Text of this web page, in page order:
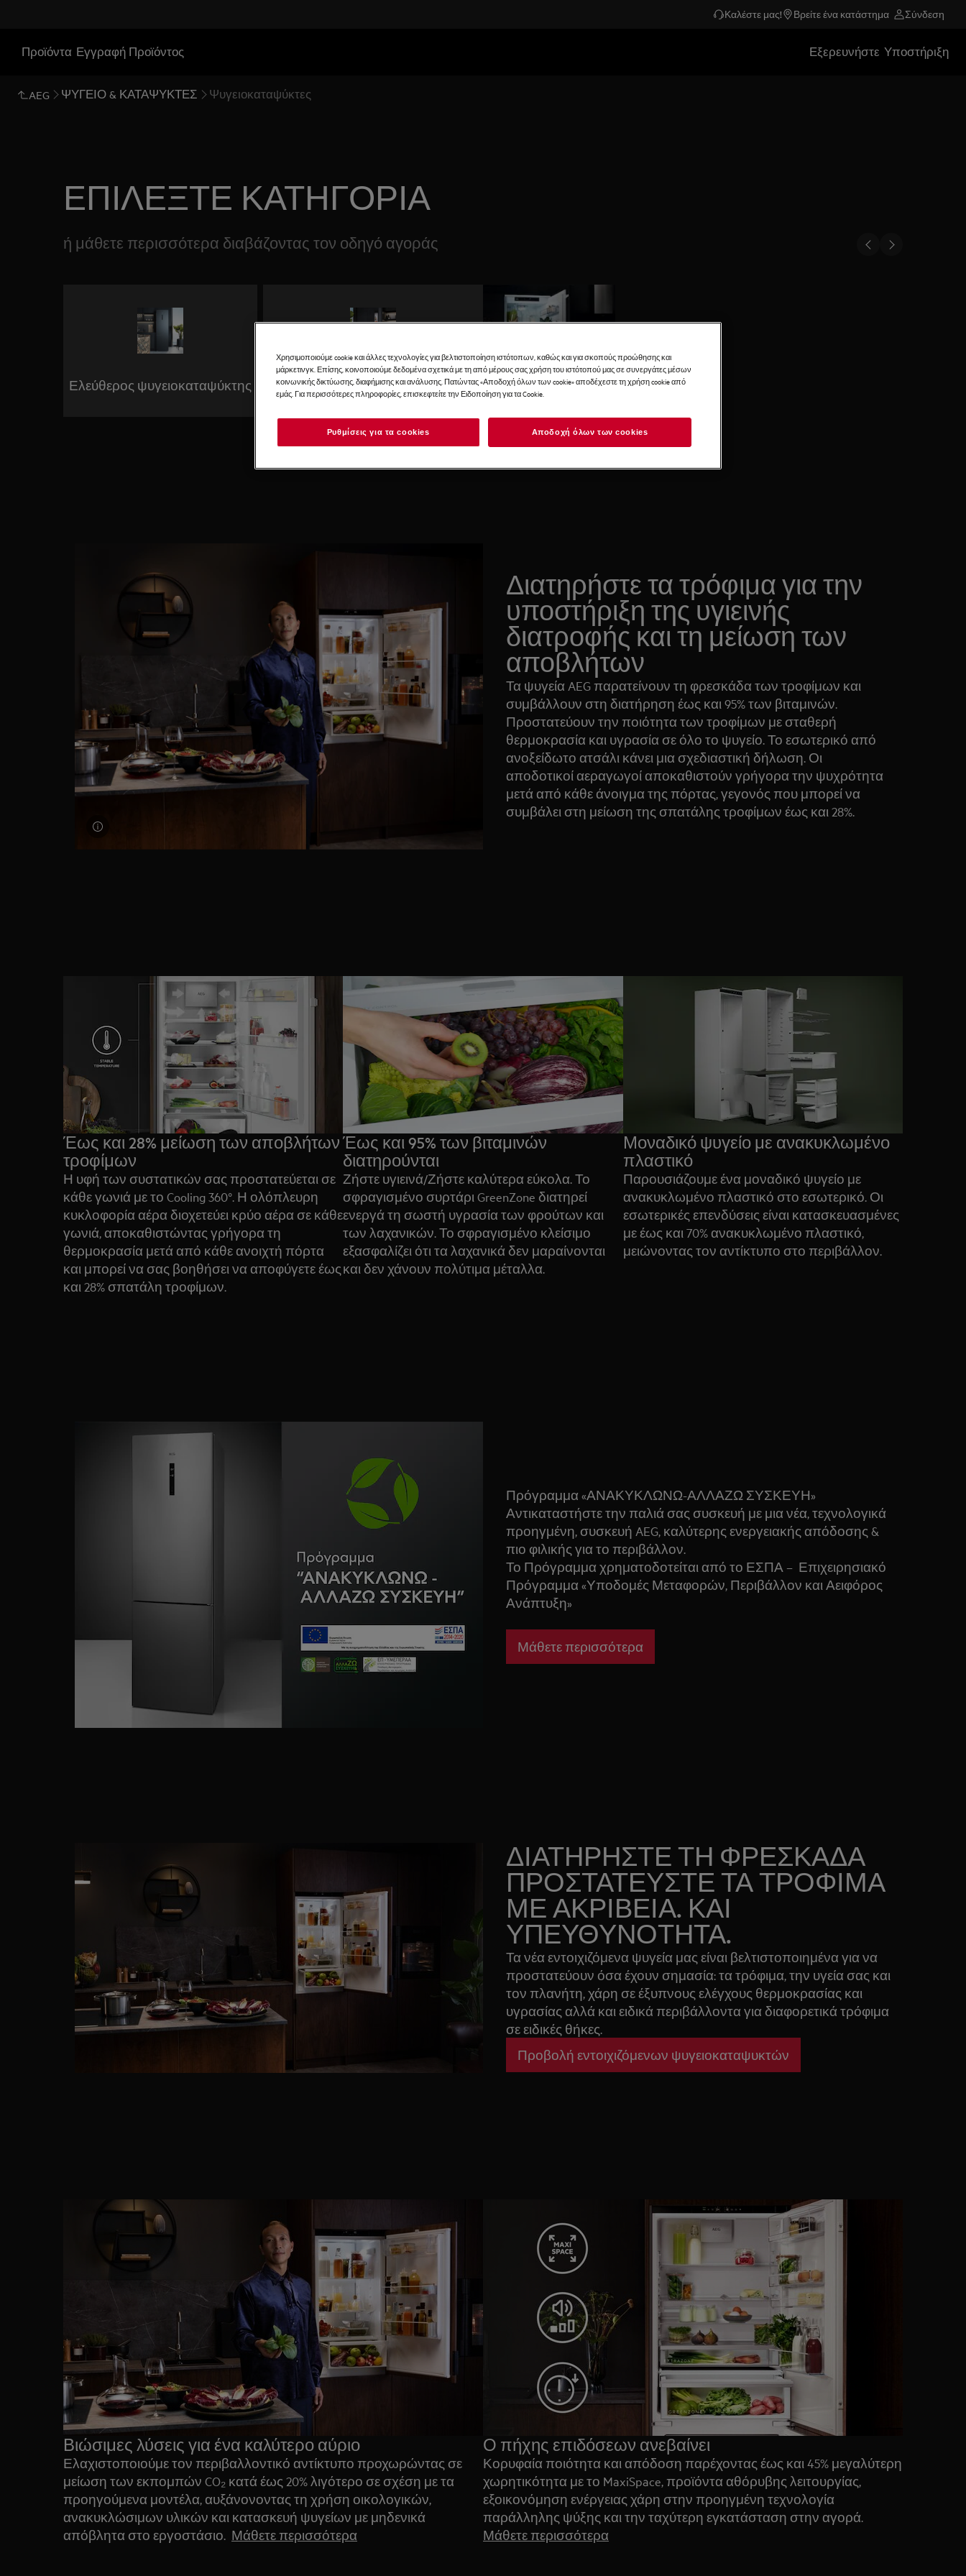
Καλέστε μας! Βρείτε ένα κατάστημα Σύνδεση
Προϊόντα Εγγραφή Προϊόντος Εξερευνήστε Υποστήριξη
AEG ΨΥΓΕΙΟ & ΚΑΤΑΨΥΚΤΕΣ Ψυγειοκαταψύκτες
ΕΠΙΛΕΞΤΕ ΚΑΤΗΓΟΡΙΑ
ή μάθετε περισσότερα διαβάζοντας τον οδηγό αγοράς
Ελεύθερος ψυγειοκαταψύκτης Εντοιχιζόμενος ψυγειοκαταψύκτης
Βοηθήστε με να
επιλέξω
Διατηρήστε τα τρόφιμα για την
υποστήριξη της υγιεινής
διατροφής και τη μείωση των
αποβλήτων
Τα ψυγεία AEG παρατείνουν τη φρεσκάδα των τροφίμων και
συμβάλλουν στη διατήρηση έως και 95% των βιταμινών.
Προστατεύουν την ποιότητα των τροφίμων με σταθερή
θερμοκρασία και υγρασία σε όλο το ψυγείο. Το εσωτερικό από
ανοξείδωτο ατσάλι κάνει μια σχεδιαστική δήλωση. Οι
αποδοτικοί αεραγωγοί αποκαθιστούν γρήγορα την ψυχρότητα
μετά από κάθε άνοιγμα της πόρτας, γεγονός που μπορεί να
συμβάλει στη μείωση της σπατάλης τροφίμων έως και 28%.
Έως και 28% μείωση των αποβλήτων
τροφίμων
Η υφή των συστατικών σας προστατεύεται σε
κάθε γωνιά με το Cooling 360°. Η ολόπλευρη
κυκλοφορία αέρα διοχετεύει κρύο αέρα σε κάθε
γωνιά, αποκαθιστώντας γρήγορα τη
θερμοκρασία μετά από κάθε ανοιχτή πόρτα
και μπορεί να σας βοηθήσει να αποφύγετε έως
και 28% σπατάλη τροφίμων.
Έως και 95% των βιταμινών
διατηρούνται
Ζήστε υγιεινά/Ζήστε καλύτερα εύκολα. Το
σφραγισμένο συρτάρι GreenZone διατηρεί
ενεργά τη σωστή υγρασία των φρούτων και
των λαχανικών. Το σφραγισμένο κλείσιμο
εξασφαλίζει ότι τα λαχανικά δεν μαραίνονται
και δεν χάνουν πολύτιμα μέταλλα.
Μοναδικό ψυγείο με ανακυκλωμένο
πλαστικό
Παρουσιάζουμε ένα μοναδικό ψυγείο με
ανακυκλωμένο πλαστικό στο εσωτερικό. Οι
εσωτερικές επενδύσεις είναι κατασκευασμένες
με έως και 70% ανακυκλωμένο πλαστικό,
μειώνοντας τον αντίκτυπο στο περιβάλλον.
Πρόγραμμα «ΑΝΑΚΥΚΛΩΝΩ-ΑΛΛΑΖΩ ΣΥΣΚΕΥΗ»
Αντικαταστήστε την παλιά σας συσκευή με μια νέα, τεχνολογικά
προηγμένη, συσκευή AEG, καλύτερης ενεργειακής απόδοσης &
πιο φιλικής για το περιβάλλον.
Το Πρόγραμμα χρηματοδοτείται από το ΕΣΠΑ – Επιχειρησιακό
Πρόγραμμα «Υποδομές Μεταφορών, Περιβάλλον και Αειφόρος
Ανάπτυξη»
Μάθετε περισσότερα
ΔΙΑΤΗΡΗΣΤΕ ΤΗ ΦΡΕΣΚΑΔΑ
ΠΡΟΣΤΑΤΕΥΣΤΕ ΤΑ ΤΡΟΦΙΜΑ
ΜΕ ΑΚΡΙΒΕΙΑ. ΚΑΙ
ΥΠΕΥΘΥΝΟΤΗΤΑ.
Τα νέα εντοιχιζόμενα ψυγεία μας είναι βελτιστοποιημένα για να
προστατεύουν όσα έχουν σημασία: τα τρόφιμα, την υγεία σας και
τον πλανήτη, χάρη σε έξυπνους ελέγχους θερμοκρασίας και
υγρασίας αλλά και ειδικά περιβάλλοντα για διαφορετικά τρόφιμα
σε ειδικές θήκες.
Προβολή εντοιχιζόμενων ψυγειοκαταψυκτών
Βιώσιμες λύσεις για ένα καλύτερο αύριο
Ελαχιστοποιούμε τον περιβαλλοντικό αντίκτυπο προχωρώντας σε
μείωση των εκπομπών CO₂ κατά έως 20% λιγότερο σε σχέση με τα
προηγούμενα μοντέλα, αυξάνονοντας τη χρήση οικολογικών,
ανακυκλώσιμων υλικών και κατασκευή ψυγείων με μηδενικά
απόβλητα στο εργοστάσιο. Μάθετε περισσότερα
Ο πήχης επιδόσεων ανεβαίνει
Κορυφαία ποιότητα και απόδοση παρέχοντας έως και 45% μεγαλύτερη
χωρητικότητα με το MaxiSpace, προϊόντα αθόρυβης λειτουργίας,
εξοικονόμηση ενέργειας χάρη στην προηγμένη τεχνολογία
παράλληλης ψύξης και την ταχύτερη εγκατάσταση στην αγορά.​
Μάθετε περισσότερα
Χρησιμοποιούμε cookie και άλλες τεχνολογίες για βελτιστοποίηση ιστότοπων, καθώς και για σκοπούς προώθησης και
μάρκετινγκ. Επίσης, κοινοποιούμε δεδομένα σχετικά με τη από μέρους σας χρήση του ιστότοπού μας σε συνεργάτες μέσων
κοινωνικής δικτύωσης, διαφήμισης και ανάλυσης. Πατώντας «Αποδοχή όλων των cookie» αποδέχεστε τη χρήση cookie από
εμάς. Για περισσότερες πληροφορίες, επισκεφτείτε την Ειδοποίηση για τα Cookie.
Ρυθμίσεις για τα cookies Αποδοχή όλων των cookies